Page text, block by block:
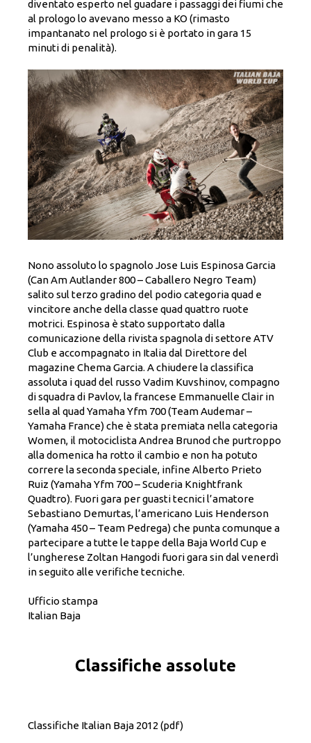
diventato esperto nel guadare i passaggi dei fiumi che
al prologo lo avevano messo a KO (rimasto
impantanato nel prologo si è portato in gara 15
minuti di penalità).
Nono assoluto lo spagnolo Jose Luis Espinosa Garcia
(Can Am Autlander 800 – Caballero Negro Team)
salito sul terzo gradino del podio categoria quad e
vincitore anche della classe quad quattro ruote
motrici. Espinosa è stato supportato dalla
comunicazione della rivista spagnola di settore ATV
Club e accompagnato in Italia dal Direttore del
magazine Chema Garcia. A chiudere la classifica
assoluta i quad del russo Vadim Kuvshinov, compagno
di squadra di Pavlov, la francese Emmanuelle Clair in
sella al quad Yamaha Yfm 700 (Team Audemar –
Yamaha France) che è stata premiata nella categoria
Women, il motociclista Andrea Brunod che purtroppo
alla domenica ha rotto il cambio e non ha potuto
correre la seconda speciale, infine Alberto Prieto
Ruiz (Yamaha Yfm 700 – Scuderia Knightfrank
Quadtro). Fuori gara per guasti tecnici l’amatore
Sebastiano Demurtas, l’americano Luis Henderson
(Yamaha 450 – Team Pedrega) che punta comunque a
partecipare a tutte le tappe della Baja World Cup e
l’ungherese Zoltan Hangodi fuori gara sin dal venerdì
in seguito alle verifiche tecniche.
Ufficio stampa
Italian Baja
Classifiche assolute
Classifiche Italian Baja 2012 (pdf)